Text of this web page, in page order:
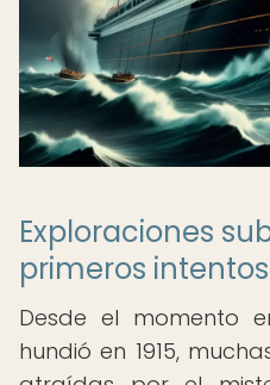
Exploraciones
primeros intentos
Desde el momento
hundió en 1915,